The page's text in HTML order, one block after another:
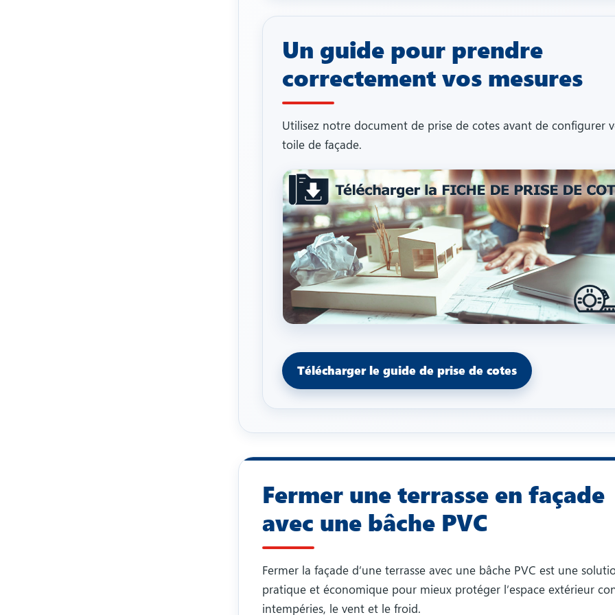
Un guide pour prendre
correctement vos mesures
Utilisez notre document de prise de cotes avant de configurer
toile de façade.
Télécharger le guide de prise de cotes
Fermer une terrasse en façade
avec une bâche PVC
Fermer la façade d’une terrasse avec une bâche PVC est une
pratique et économique pour mieux protéger l’espace extérieur
intempéries, le vent et le froid.